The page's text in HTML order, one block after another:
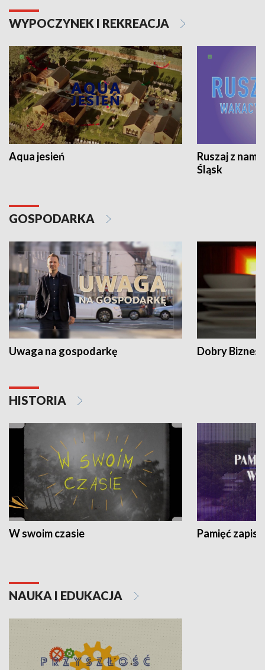
WYPOCZYNEK I REKREACJA
Aqua jesień
Ruszaj z
Śląsk
GOSPODARKA
Uwaga na gospodarkę Dobry Biznes
HISTORIA
W swoim czasie Pamięć
NAUKA I EDUKACJA